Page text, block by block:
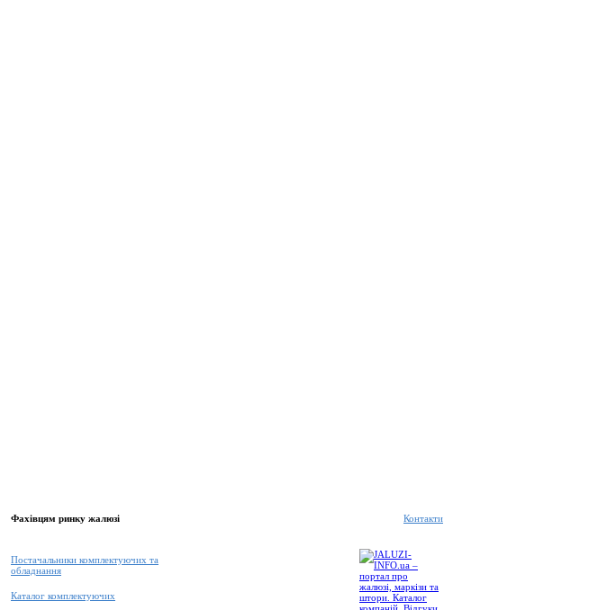
Контакти
Фахівцям ринку жалюзі
Постачальники комплектуючих та
обладнання
Каталог комплектуючих